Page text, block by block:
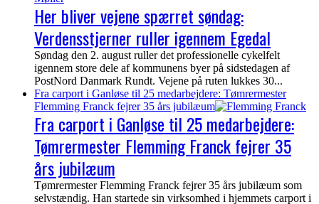
Her bliver vejene spærret søndag:
Verdensstjerner ruller igennem Egedal
Søndag den 2. august ruller det professionelle cykelfelt
igennem store dele af kommunens byer på sidstedagen af
PostNord Danmark Rundt. Vejene på ruten lukkes 30...
Fra carport i Ganløse til 25 medarbejdere: Tømrermester
Flemming Franck fejrer 35 års jubilæum
Fra carport i Ganløse til 25 medarbejdere:
Tømrermester Flemming Franck fejrer 35
års jubilæum
Tømrermester Flemming Franck fejrer 35 års jubilæum som
selvstændig. Han startede sin virksomhed i hjemmets carport i